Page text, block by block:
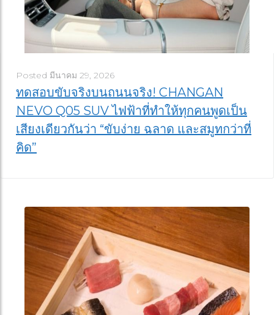
Posted มีนาคม 29, 2026
ทดสอบขับจริงบนถนนจริง! CHANGAN
NEVO Q05 SUV ไฟฟ้าที่ทำให้ทุกคนพูดเป็น
เสียงเดียวกันว่า “ขับง่าย ฉลาด และสมูทกว่าที่
คิด”